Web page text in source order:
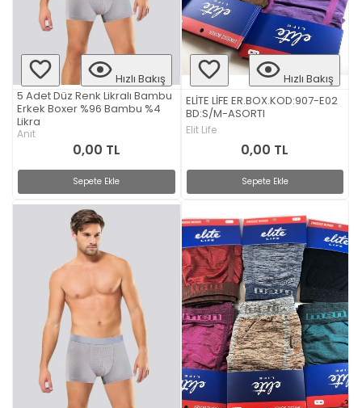
Hızlı Bakış
5 Adet Düz Renk Likralı Bambu
Erkek Boxer %96 Bambu %4
Likra
Anıt
0,00 TL
Sepete Ekle
Hızlı Bakış
ELİTE LİFE ER.BOX.KOD:907-E02
BD:S/M-ASORTI
Elit Life
0,00 TL
Sepete Ekle